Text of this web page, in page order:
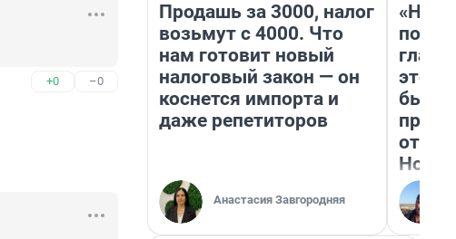
+0 –0
Продашь за 3000, налог
возьмут с 4000. Что
нам готовит новый
налоговый закон — он
коснется импорта и
даже репетиторов
Анастасия Завгородняя
этого
бьет